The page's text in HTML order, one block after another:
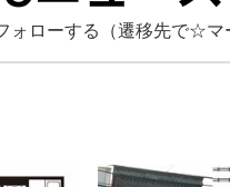
ォローする
（遷移先で☆マ